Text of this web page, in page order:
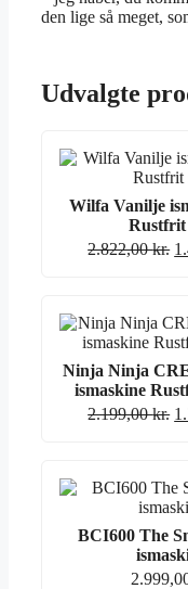
den lige så meget,
Udvalgte
Wilfa Vanilje
Rustfrit
2.822,00kr.
Ninja Ninja
ismaskine
2.199,00kr.
BCI600 The